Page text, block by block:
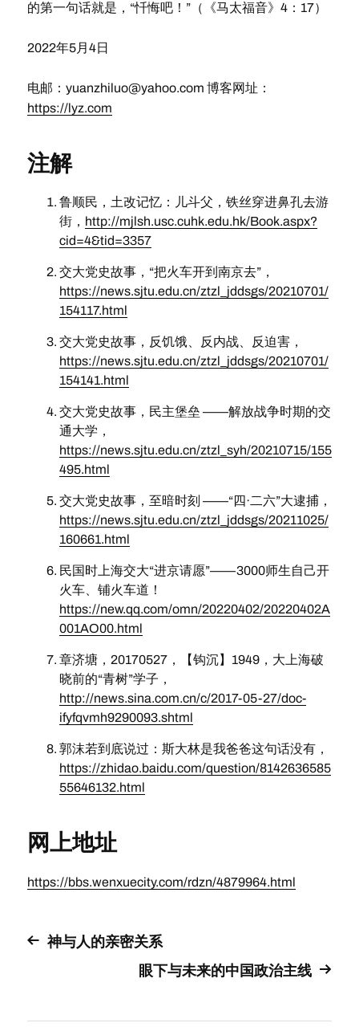
的第一句话就是，“忏悔吧！”（《马太福音》4：17）
2022年5月4日
电邮： yuanzhiluo@yahoo.com 博客网址：
https://lyz.com
注解
鲁顺民，土改记忆：儿斗父，铁丝穿进鼻孔去游
街， http://mjlsh.usc.cuhk.edu.hk/Book.aspx?
cid=4&tid=3357
交大党史故事，“把火车开到南京去”，
https://news.sjtu.edu.cn/ztzl_jddsgs/20210701/
154117.html
交大党史故事，反饥饿、反内战、反迫害，
https://news.sjtu.edu.cn/ztzl_jddsgs/20210701/
154141.html
交大党史故事，民主堡垒 ——解放战争时期的交
通大学，
https://news.sjtu.edu.cn/ztzl_syh/20210715/155
495.html
交大党史故事，至暗时刻 ——“四·二六”大逮捕，
https://news.sjtu.edu.cn/ztzl_jddsgs/20211025/
160661.html
民国时上海交大“进京请愿”——3000师生自己开
火车、铺火车道！
https://new.qq.com/omn/20220402/20220402A
001AO00.html
章济塘，20170527，【钩沉】1949，大上海破
晓前的“青树”学子，
http://news.sina.com.cn/c/2017-05-27/doc-
ifyfqvmh9290093.shtml
郭沫若到底说过：斯大林是我爸爸这句话没有，
https://zhidao.baidu.com/question/8142636585
55646132.html
网上地址
https://bbs.wenxuecity.com/rdzn/4879964.html
神与人的亲密关系
眼下与未来的中国政治主线